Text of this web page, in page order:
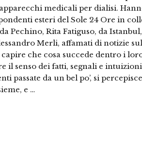
medicali per dialisi.
esteri del Sole 24 Ore in
Pechino, Rita Fatiguso, da
Merli, affamati di notizie
capire che cosa succede dentro i
il senso dei fatti, segnali e
passate da un bel po’, si
e …